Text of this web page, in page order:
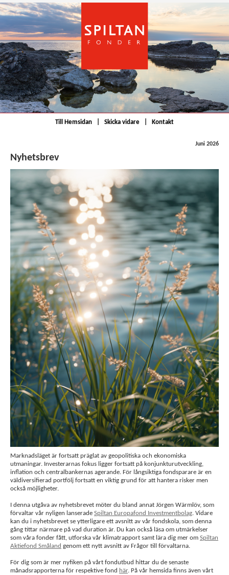
Till Hemsidan Skicka vidare Kontakt
Juni 2026
Nyhetsbrev
Marknadsläget är fortsatt präglat av geopolitiska och ekonomiska
utmaningar. Investerarnas fokus ligger fortsatt på konjunkturutveckling,
inflation och centralbankernas agerande. För långsiktiga fondsparare är en
väldiversifierad portfölj fortsatt en viktig grund för att hantera risker men
också möjligheter.
I denna utgåva av nyhetsbrevet möter du bland annat Jörgen Wärmlöv, som
förvaltar vår nyligen lanserade Spiltan Europafond Investmentbolag. Vidare
kan du i nyhetsbrevet se ytterligare ett avsnitt av vår fondskola, som denna
gång tittar närmare på vad duration är. Du kan också läsa om utmärkelser
som våra fonder fått, utforska vår klimatrapport samt lära dig mer om Spiltan
Aktiefond Småland genom ett nytt avsnitt av Frågor till förvaltarna.
För dig som är mer nyfiken på vårt fondutbud hittar du de senaste
månadsrapporterna för respektive fond här. På vår hemsida finns även vårt